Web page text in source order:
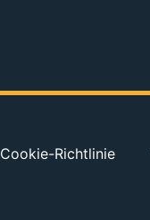
Cookie-Richtlinie